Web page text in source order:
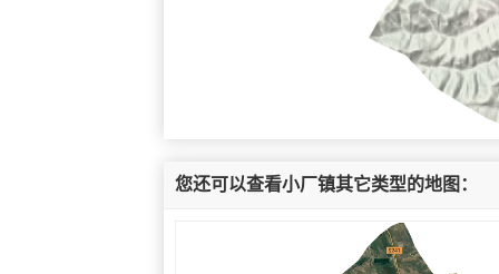
您还可以查看小厂镇其它类型的地图：